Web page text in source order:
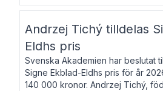
stol 18 och
Andrzej Tichý tilldelas
Eldhs pris
Svenska Akademien har beslutat
Signe Ekblad-Eldhs pris för år
140 000 kronor. Andrzej Tichý,